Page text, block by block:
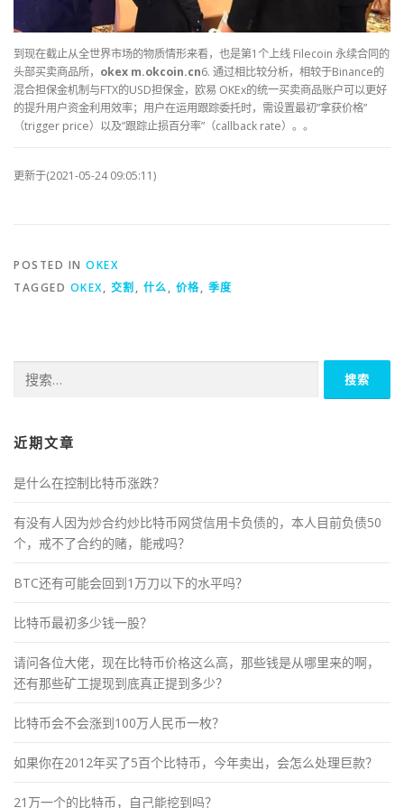
到现在截止从全世界市场的物质情形来看，也是第1个上线 Filecoin 永续合同的
头部买卖商品所， okex m.okcoin.cn6. 通过相比较分析，相较于Binance的
混合担保金机制与FTX的USD担保金，欧易 OKEx的统一买卖商品账户可以更好
的提升用户资金利用效率；用户在运用跟踪委托时，需设置最初”拿获价格”
（trigger price）以及”跟踪止损百分率”（callback rate）。。
更新于(2021-05-24 09:05:11)
POSTED IN OKEX
TAGGED OKEX, 交割 , 什么, 价格, 季度
索：
近期文章
是什么在控制比特币涨跌？
有没有人因为炒合约炒比特币网贷信用卡负债的，本人目前负债50
个，戒不了合约的赌，能戒吗？
BTC还有可能会回到1万刀以下的水平吗？
比特币最初多少钱一股？
请问各位大佬，现在比特币价格这么高，那些钱是从哪里来的啊，
还有那些矿工提现到底真正提到多少？
比特币会不会涨到100万人民币一枚？
如果你在2012年买了5百个比特币，今年卖出，会怎么处理巨款？
21万一个的比特币，自己能挖到吗？